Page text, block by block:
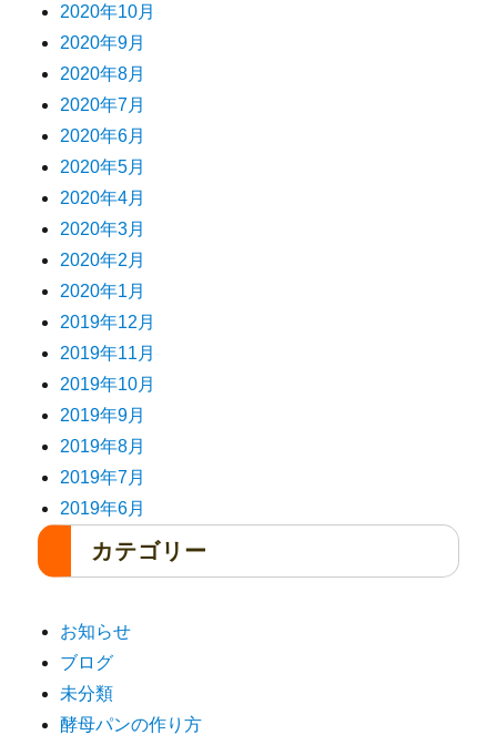
2020年10月
2020年9月
2020年8月
2020年7月
2020年6月
2020年5月
2020年4月
2020年3月
2020年2月
2020年1月
2019年12月
2019年11月
2019年10月
2019年9月
2019年8月
2019年7月
2019年6月
カテゴリー
お知らせ
ブログ
未分類
酵母パンの作り方